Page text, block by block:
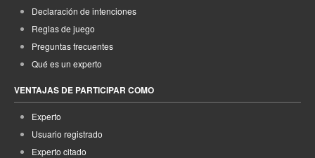
Declaración de intenciones
Reglas de juego
Preguntas frecuentes
Qué es un experto
VENTAJAS DE PARTICIPAR COMO
Experto
Usuario registrado
Experto citado